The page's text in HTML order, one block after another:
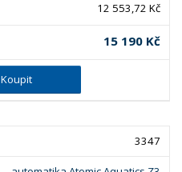
12 553,72 Kč
15 190 Kč
Koupit
3347